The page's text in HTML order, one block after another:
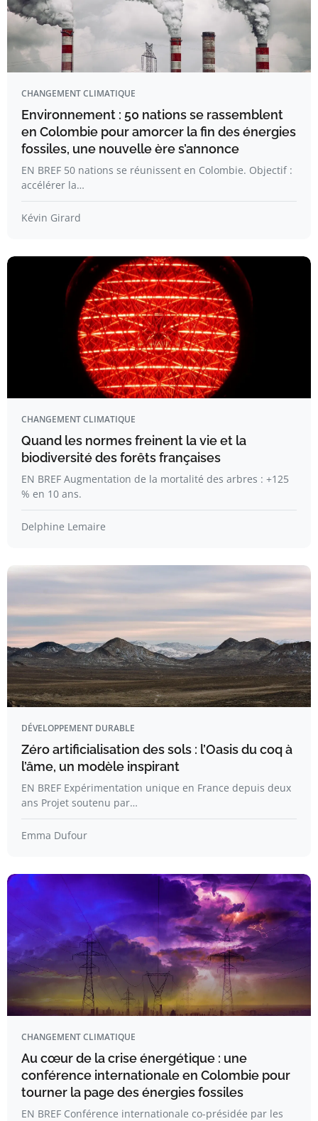
CHANGEMENT CLIMATIQUE
Environnement : 50 nations se rassemblent
en Colombie pour amorcer la fin des énergies
fossiles, une nouvelle ère s’annonce
EN BREF 50 nations se réunissent en Colombie. Objectif :
accélérer la…
Kévin Girard
CHANGEMENT CLIMATIQUE
Quand les normes freinent la vie et la
biodiversité des forêts françaises
EN BREF Augmentation de la mortalité des arbres : +125
% en 10 ans.
Delphine Lemaire
DÉVELOPPEMENT DURABLE
Zéro artificialisation des sols : l’Oasis du coq à
l’âme, un modèle inspirant
EN BREF Expérimentation unique en France depuis deux
ans Projet soutenu par…
Emma Dufour
CHANGEMENT CLIMATIQUE
Au cœur de la crise énergétique : une
conférence internationale en Colombie pour
tourner la page des énergies fossiles
EN BREF Conférence internationale co-présidée par les